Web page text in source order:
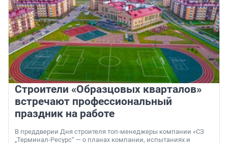
Строители «Образцовых кварталов»
встречают профессиональный
праздник на работе
В преддверии Дня строителя топ-менеджеры компании «СЗ
„Терминал-Ресурс“ — о планах компании, испытаниях и